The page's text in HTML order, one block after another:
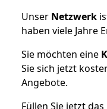
Unser Netzwerk
haben viele Jahre
Sie möchten eine
Sie sich jetzt
Angebote.
Füllen Sie jetzt